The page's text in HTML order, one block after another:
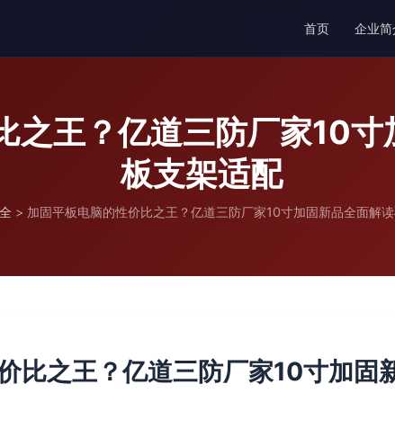
首页 企业简
之王？亿道三防厂家10
板支架适配
> 加固平板电脑的性价比之王？亿道三防厂家10寸加固新品全面解
比之王？亿道三防厂家10寸加固